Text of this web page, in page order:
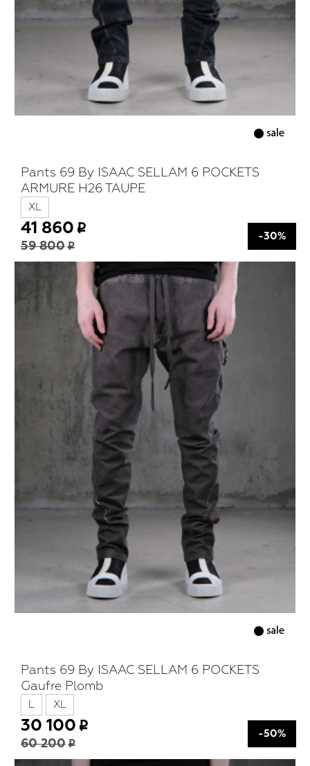
Pants 69 By ISAAC SELLAM 6 POCKETS
ARMURE H26 TAUPE
XL
41 860
59 800
-30%
Pants 69 By ISAAC SELLAM 6 POCKETS
Gaufre Plomb
L XL
30 100
60 200
-50%